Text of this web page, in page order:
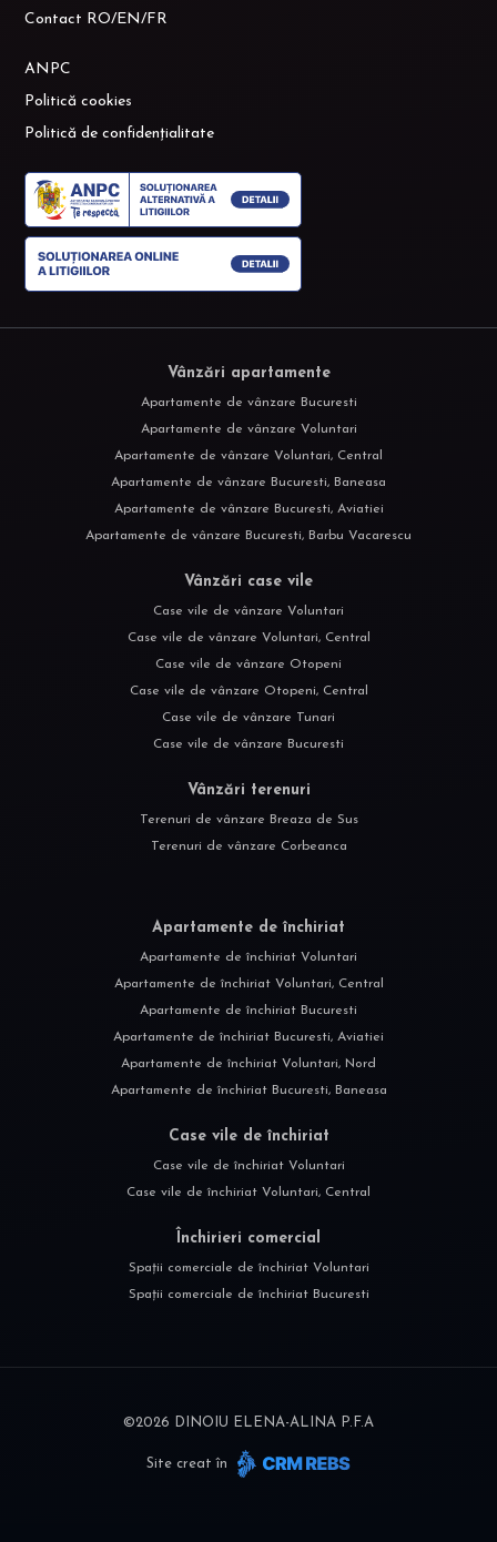
Contact RO/EN/FR
ANPC
Politică cookies
Politică de confidențialitate
Vânzări apartamente
Apartamente de vânzare Bucuresti
Apartamente de vânzare Voluntari
Apartamente de vânzare Voluntari, Central
Apartamente de vânzare Bucuresti, Baneasa
Apartamente de vânzare Bucuresti, Aviatiei
Apartamente de vânzare Bucuresti, Barbu Vacarescu
Vânzări case vile
Case vile de vânzare Voluntari
Case vile de vânzare Voluntari, Central
Case vile de vânzare Otopeni
Case vile de vânzare Otopeni, Central
Case vile de vânzare Tunari
Case vile de vânzare Bucuresti
Vânzări terenuri
Terenuri de vânzare Breaza de Sus
Terenuri de vânzare Corbeanca
Apartamente de închiriat
Apartamente de închiriat Voluntari
Apartamente de închiriat Voluntari, Central
Apartamente de închiriat Bucuresti
Apartamente de închiriat Bucuresti, Aviatiei
Apartamente de închiriat Voluntari, Nord
Apartamente de închiriat Bucuresti, Baneasa
Case vile de închiriat
Case vile de închiriat Voluntari
Case vile de închiriat Voluntari, Central
Închirieri comercial
Spații comerciale de închiriat Voluntari
Spații comerciale de închiriat Bucuresti
©2026 DINOIU ELENA-ALINA P.F.A
Site creat în